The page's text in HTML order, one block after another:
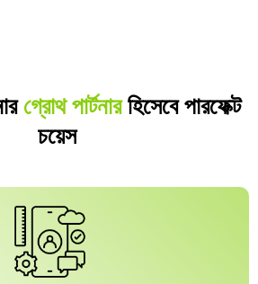
গ্রোথ পার্টনারহিসেবে পারফেক্ট
চয়েস